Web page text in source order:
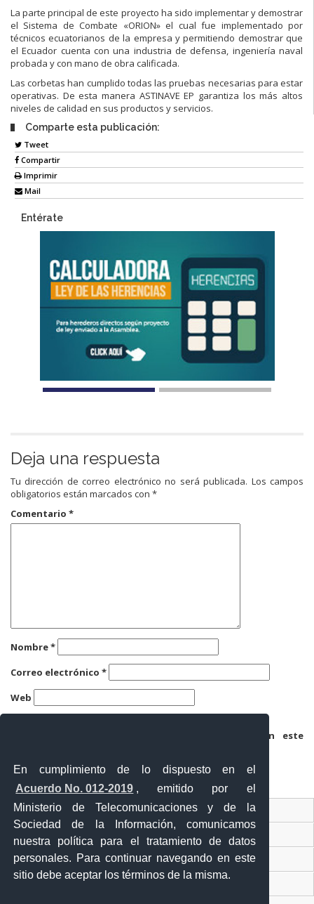
En cumplimiento de lo dispuesto en el
Acuerdo No. 012-2019 , emitido por el
Ministerio de Telecomunicaciones y de la
Sociedad de la Información, comunicamos
nuestra política para el tratamiento de datos
personales. Para continuar navegando en este
sitio debe aceptar los términos de la misma.
La parte principal de este proyecto ha sido implementar y demostrar
el Sistema de Combate «ORION» el cual fue implementado por
técnicos ecuatorianos de la empresa y permitiendo demostrar que
el Ecuador cuenta con una industria de defensa, ingeniería naval
probada y con mano de obra calificada.
Las corbetas han cumplido todas las pruebas necesarias para estar
operativas. De esta manera ASTINAVE EP garantiza los más altos
niveles de calidad en sus productos y servicios.
Comparte esta publicación:
Tweet
Compartir
Imprimir
Mail
Entérate
Deja una respuesta
Tu dirección de correo electrónico no será publicada. Los campos
obligatorios están marcados con *
Comentario *
Nombre*
Correo electrónico *
Web
Guarda mi nombre, correo electrónico y web en este
Ventanilla Única Virtual
Ventanilla Única de Comercio Exterior
Gobierno Abierto